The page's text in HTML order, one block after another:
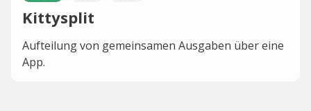
Kittysplit
Aufteilung von gemeinsamen Ausgaben über eine
App.